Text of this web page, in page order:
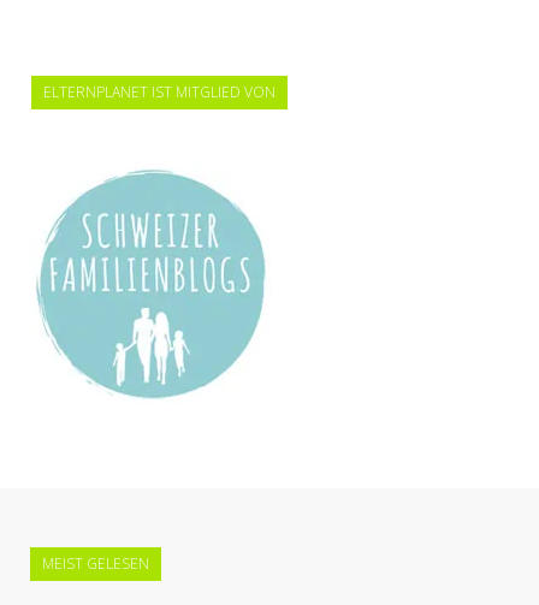
ELTERNPLANET IST MITGLIED VON
MEIST GELESEN